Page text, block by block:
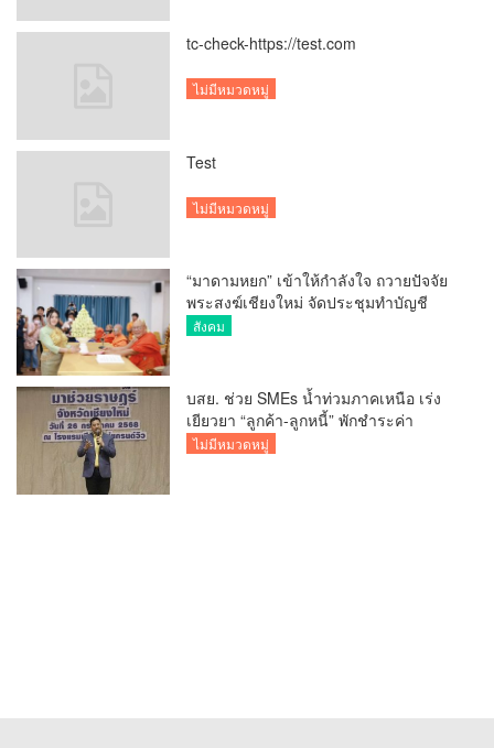
tc-check-https://test.com
ไม่มีหมวดหมู่
Test
ไม่มีหมวดหมู่
“มาดามหยก” เข้าให้กำลังใจ ถวายปัจจัย
พระสงฆ์เชียงใหม่ จัดประชุมทำบัญชี
รายรับรายจ่ายของวัด กว่า 300 รูป ที่วัด
สังคม
บสย. ช่วย SMEs น้ำท่วมภาคเหนือ เร่ง
เยียวยา “ลูกค้า-ลูกหนี้” พักชำระค่า
ธรรมเนียม-ค่างวด
ไม่มีหมวดหมู่